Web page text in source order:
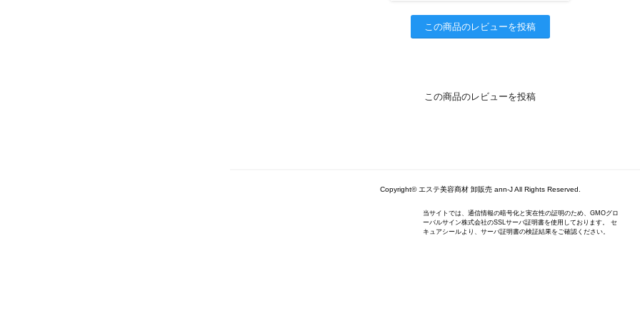
この商品のレビューを投稿
この商品のレビューを投稿
Copyright© エステ美容商材 卸販売 ann-J All Rights Reserved.
当サイトでは、通信情報の暗号化と実在性の証明のため、GMOグロ
ーバルサイン株式会社のSSLサーバ証明書を使用しております。 セ
キュアシールより、サーバ証明書の検証結果をご確認ください。